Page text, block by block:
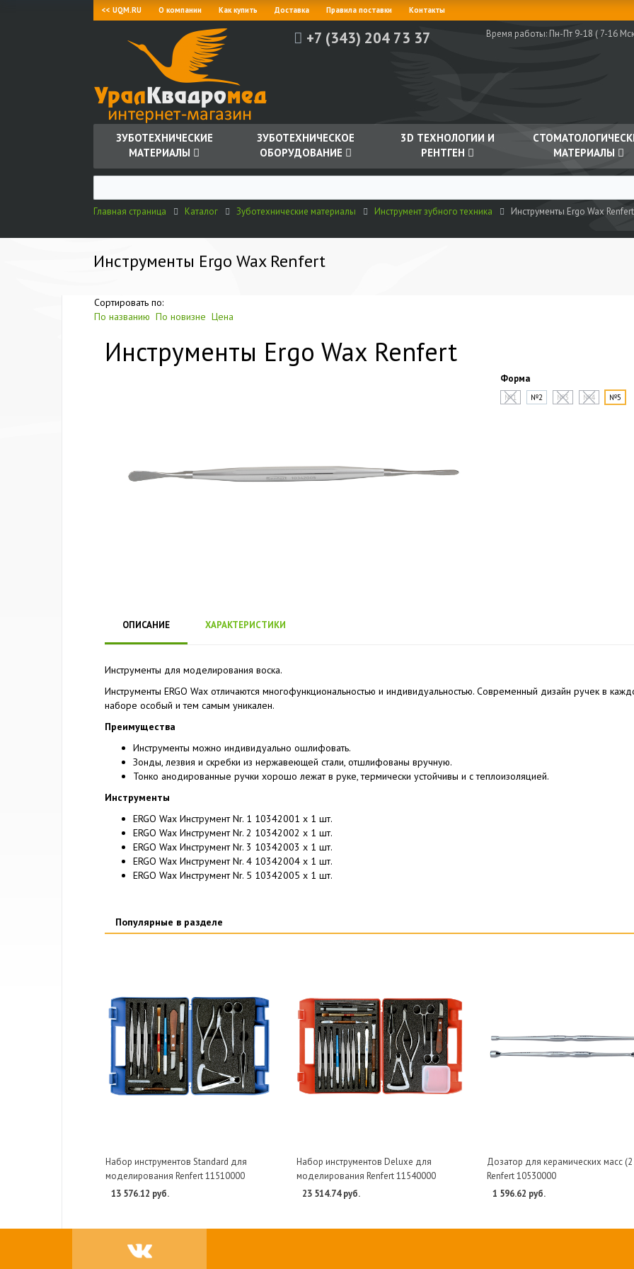
<< UQM.RU О компании Как купить Доставка Правила поставки Контакты
+7 (343) 204 73 37 Время работы:Пн-Пт 9-18 ( 7-16
ЗУБОТЕХНИЧЕСКИЕ
МАТЕРИАЛЫ
ЗУБОТЕХНИЧЕСКОЕ
ОБОРУДОВАНИЕ
3D ТЕХНОЛОГИИ И
РЕНТГЕН
МАТЕРИАЛЫ
Главная страница Каталог Зуботехнические материалы Инструмент зубного техника Инструменты Ergo Wax Renfert
Инструменты Ergo Wax Renfert
Сортировать по:
По названию По новизне Цена
Инструменты Ergo Wax Renfert
Форма
№1 №2 №3 №4 №5
ОПИСАНИЕ ХАРАКТЕРИСТИКИ
Инструменты для моделирования воска.
Инструменты ERGO Wax отличаются многофункциональностью и индивидуальностью. Современный дизайн ручек в
наборе особый и тем самым уникален.
Преимущества
Инструменты можно индивидуально ошлифовать.
Зонды, лезвия и скребки из нержавеющей стали, отшлифованы вручную.
Тонко анодированные ручки хорошо лежат в руке, термически устойчивы и с теплоизоляцией.
Инструменты
ERGO Wax Инструмент Nr. 1 10342001 x 1 шт.
ERGO Wax Инструмент Nr. 2 10342002 x 1 шт.
ERGO Wax Инструмент Nr. 3 10342003 x 1 шт.
ERGO Wax Инструмент Nr. 4 10342004 x 1 шт.
ERGO Wax Инструмент Nr. 5 10342005 x 1 шт.
Популярные в разделе
Набор инструментов Standard для
моделирования Renfert 11510000
13 576.12 руб.
Набор инструментов Deluxe для
моделирования Renfert 11540000
23 514.74 руб.
Дозатор для керамических масс
Renfert 10530000
1 596.62 руб.